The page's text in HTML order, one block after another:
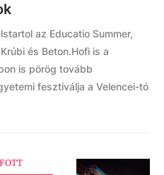
az Educatio Summer,
és Beton.Hofi is a
is pörög tovább
fesztiválja a Velencei-tó